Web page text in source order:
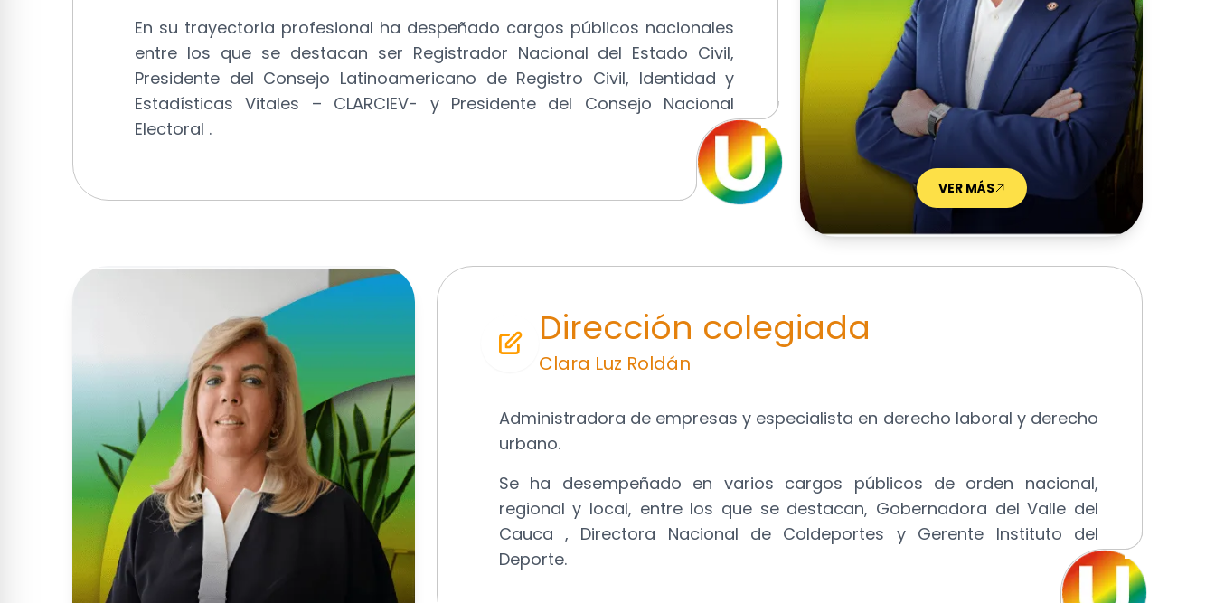
En su trayectoria profesional ha despeñado cargos públicos nacionales
entre los que se destacan ser Registrador Nacional del Estado Civil,
Presidente del Consejo Latinoamericano de Registro Civil, Identidad y
Estadísticas Vitales – CLARCIEV- y Presidente del Consejo Nacional
Electoral .
VER MÁS
Dirección colegiada
Clara Luz Roldán
Administradora de empresas y especialista en derecho laboral y derecho
urbano.
Se ha desempeñado en varios cargos públicos de orden nacional,
regional y local, entre los que se destacan, Gobernadora del Valle del
Cauca , Directora Nacional de Coldeportes y Gerente Instituto del
Deporte.